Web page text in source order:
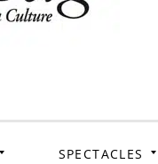
SPECTACLES